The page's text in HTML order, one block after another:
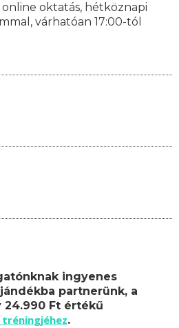
online oktatás, hétköznapi
várhatóan 17:00-tól
ingyenes
partnerünk, a
Ft értékű
.